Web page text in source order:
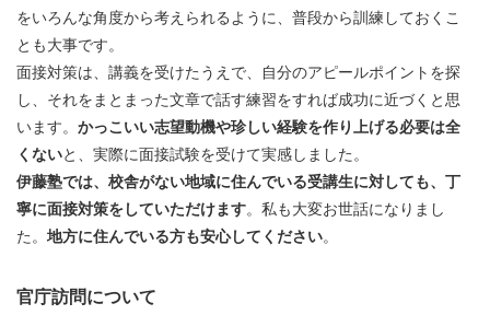
をいろんな角度から考えられるように、普段から訓練しておくこ
とも大事です。
面接対策は、講義を受けたうえで、自分のアピールポイントを探
し、それをまとまった文章で話す練習をすれば成功に近づくと思
います。 かっこいい志望動機や珍しい経験を作り上げる必要は全
くないと、実際に面接試験を受けて実感しました。
伊藤塾では、校舎がない地域に住んでいる受講生に対しても、丁
寧に面接対策をしていただけます。私も大変お世話になりまし
た。 地方に住んでいる方も安心してください。
官庁訪問について